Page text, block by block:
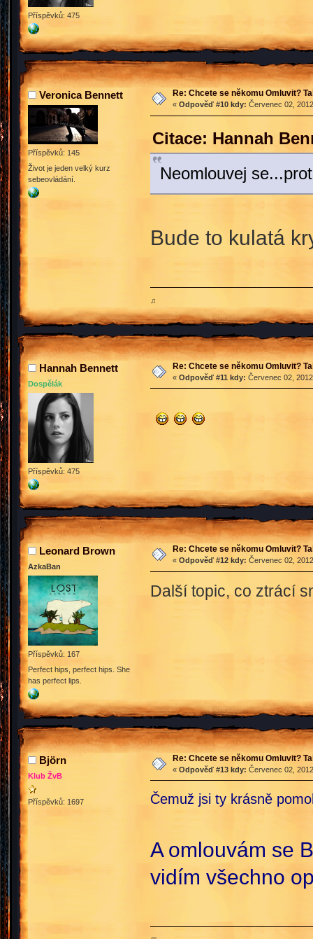
Příspěvků: 475
Veronica Bennett
Příspěvků: 145
Život je jeden velký kurz
sebeovládání.
Re: Chcete se někomu Omluvit?
« Odpověď #10 kdy: Červenec 02,
Citace: Hannah
Neomlouvej
Bude to kulatá
♫
Hannah Bennett
Dospělák
Příspěvků: 475
Re: Chcete se někomu Omluvit?
« Odpověď #11 kdy: Červenec 02,
Leonard Brown
AzkaBan
Příspěvků: 167
Perfect hips, perfect hips. She
has perfect lips.
Re: Chcete se někomu Omluvit?
« Odpověď #12 kdy: Červenec 02,
Další topic, co ztrácí
Björn
Klub ŽvB
Příspěvků: 1697
Re: Chcete se někomu Omluvit?
« Odpověď #13 kdy: Červenec 02,
Čemuž jsi ty krásně
A omlouvám se
vidím všechno